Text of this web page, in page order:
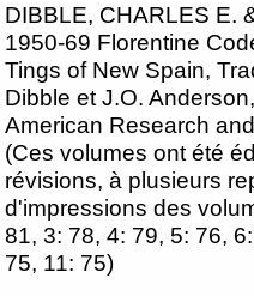
DIBBLE, CHARLES E.
1950-69 Florentine
Tings of New Spain,
Dibble et J.O.
American Research
(Ces volumes ont été
révisions, à plusieurs
d'impressions des
81, 3: 78, 4: 79, 5: 76,
75, 11: 75)